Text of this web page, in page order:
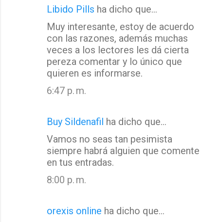
Libido Pills ha dicho que…
Muy interesante, estoy de acuerdo
con las razones, además muchas
veces a los lectores les dá cierta
pereza comentar y lo único que
quieren es informarse.
6:47 p. m.
Buy Sildenafil ha dicho que…
Vamos no seas tan pesimista
siempre habrá alguien que comente
en tus entradas.
8:00 p. m.
orexis online ha dicho que…